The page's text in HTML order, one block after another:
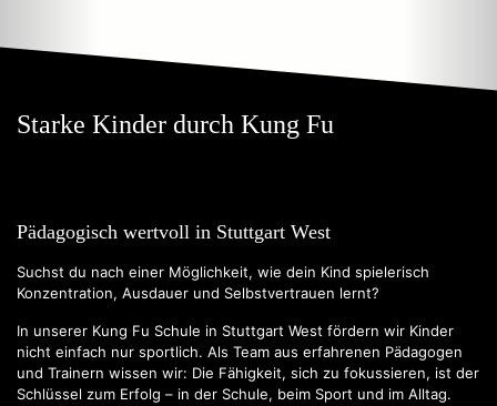
Starke Kinder durch Kung Fu
Pädagogisch wertvoll in Stuttgart West
Suchst du nach einer Möglichkeit, wie dein Kind spielerisch
Konzentration, Ausdauer und Selbstvertrauen lernt?
In unserer Kung Fu Schule in Stuttgart West fördern wir Kinder
nicht einfach nur sportlich. Als Team aus erfahrenen Pädagogen
und Trainern wissen wir: Die Fähigkeit, sich zu fokussieren, ist der
Schlüssel zum Erfolg – in der Schule, beim Sport und im Alltag.